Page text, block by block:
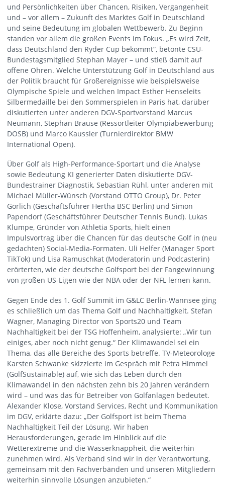
und Persönlichkeiten über Chancen, Risiken, Vergangenheit
und – vor allem – Zukunft des Marktes Golf in Deutschland
und seine Bedeutung im globalen Wettbewerb. Zu Beginn
standen vor allem die großen Events im Fokus. „Es wird Zeit,
dass Deutschland den Ryder Cup bekommt“, betonte CSU-
Bundestagsmitglied Stephan Mayer – und stieß damit auf
offene Ohren. Welche Unterstützung Golf in Deutschland aus
der Politik braucht für Großereignisse wie beispielsweise
Olympische Spiele und welchen Impact Esther Henseleits
Silbermedaille bei den Sommerspielen in Paris hat, darüber
diskutierten unter anderen DGV-Sportvorstand Marcus
Neumann, Stephan Brause (Ressortleiter Olympiabewerbung
DOSB) und Marco Kaussler (Turnierdirektor BMW
International Open).
Über Golf als High-Performance-Sportart und die Analyse
sowie Bedeutung KI generierter Daten diskutierte DGV-
Bundestrainer Diagnostik, Sebastian Rühl, unter anderen mit
Michael Müller-Wünsch (Vorstand OTTO Group), Dr. Peter
Görlich (Geschäftsführer Hertha BSC Berlin) und Simon
Papendorf (Geschäftsführer Deutscher Tennis Bund). Lukas
Klumpe, Gründer von Athletia Sports, hielt einen
Impulsvortrag über die Chancen für das deutsche Golf in (neu
gedachten) Social-Media-Formaten. Uli Helfer (Manager Sport
TikTok) und Lisa Ramuschkat (Moderatorin und Podcasterin)
erörterten, wie der deutsche Golfsport bei der Fangewinnung
von großen US-Ligen wie der NBA oder der NFL lernen kann.
Gegen Ende des 1. Golf Summit im G&LC Berlin-Wannsee ging
es schließlich um das Thema Golf und Nachhaltigkeit. Stefan
Wagner, Managing Director von Sports20 und Team
Nachhaltigkeit bei der TSG Hoffenheim, analysierte: „Wir tun
einiges, aber noch nicht genug.“ Der Klimawandel sei ein
Thema, das alle Bereiche des Sports betreffe. TV-Meteorologe
Karsten Schwanke skizzierte im Gespräch mit Petra Himmel
(GolfSustainable) auf, wie sich das Leben durch den
Klimawandel in den nächsten zehn bis 20 Jahren verändern
wird – und was das für Betreiber von Golfanlagen bedeutet.
Alexander Klose, Vorstand Services, Recht und Kommunikation
im DGV, erklärte dazu: „Der Golfsport ist beim Thema
Nachhaltigkeit Teil der Lösung. Wir haben
Herausforderungen, gerade im Hinblick auf die
Wetterextreme und die Wasserknappheit, die weiterhin
zunehmen wird. Als Verband sind wir in der Verantwortung,
gemeinsam mit den Fachverbänden und unseren Mitgliedern
weiterhin sinnvolle Lösungen anzubieten.“